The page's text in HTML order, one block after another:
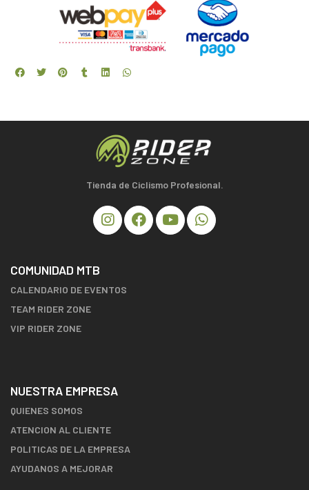
Tienda de Ciclismo Profesional.
COMUNIDAD MTB
CALENDARIO DE EVENTOS
TEAM RIDER ZONE
VIP RIDER ZONE
NUESTRA EMPRESA
QUIENES SOMOS
ATENCION AL CLIENTE
POLITICAS DE LA EMPRESA
AYUDANOS A MEJORAR